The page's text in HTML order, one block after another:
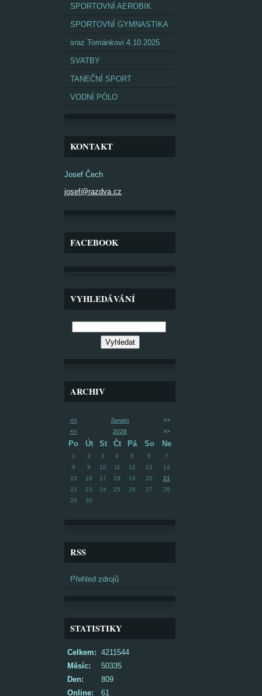
SPORTOVNÍ AEROBIK
SPORTOVNÍ GYMNASTIKA
sraz Tománkovi 4.10.2025
SVATBY
TANEČNÍ SPORT
VODNÍ PÓLO
KONTAKT
Josef Čech
josef@razdva.cz
FACEBOOK
VYHLEDÁVÁNÍ
ARCHIV
<< červen
>>
<<
2026 >>
Po Út St Čt Pá So Ne
1 2 3 4 5 6
7
8
9 10 11 12 13
14
15
16 17 18 19 20
21
22
23 24 25 26 27
28
29
30
RSS
Přehled zdrojů
STATISTIKY
Online: 61
Celkem: 4211544
Měsíc:
50335
Den:
809